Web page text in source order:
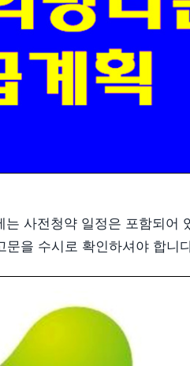
사전청약 일정은 포함되어
을 수시로 확인하셔야 합니